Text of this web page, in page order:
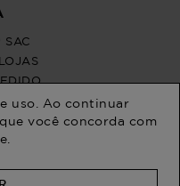
uso. Ao continuar
você concorda com